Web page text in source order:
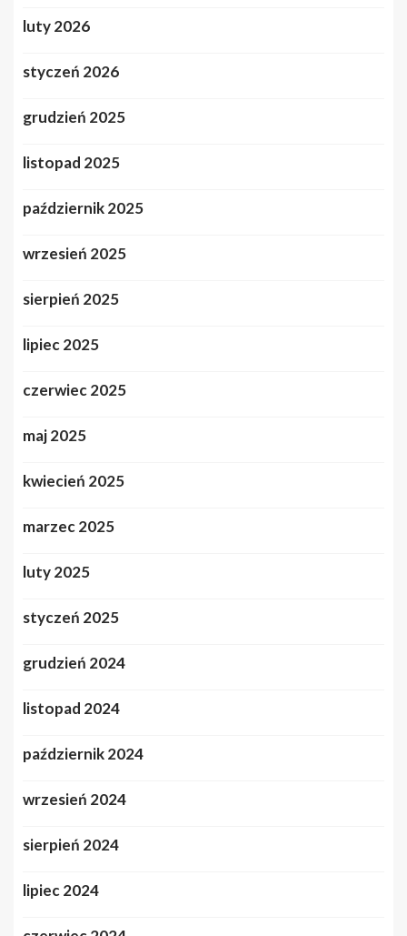
luty 2026
styczeń 2026
grudzień 2025
listopad 2025
październik 2025
wrzesień 2025
sierpień 2025
lipiec 2025
czerwiec 2025
maj 2025
kwiecień 2025
marzec 2025
luty 2025
styczeń 2025
grudzień 2024
listopad 2024
październik 2024
wrzesień 2024
sierpień 2024
lipiec 2024